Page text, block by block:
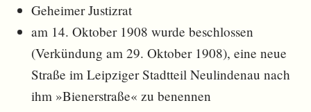
Geheimer Justizrat
am 14. Oktober 1908 wurde beschlossen
(Verkündung am 29. Oktober 1908), eine neue
Straße im Leipziger Stadtteil Neulindenau nach
ihm »Bienerstraße« zu benennen